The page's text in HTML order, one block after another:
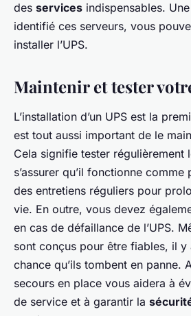
des services indispensables.
identifié ces serveurs, vous
installer l’UPS.
Maintenir et tester
L’installation d’un UPS est la
est tout aussi important de le
Cela signifie tester régulièrement
s’assurer qu’il fonctionne
des entretiens réguliers pour
vie. En outre, vous devez
en cas de défaillance de l’UPS.
sont conçus pour être fiables, il y
chance qu’ils tombent en panne.
secours en place vous aidera à
de service et à garantir la